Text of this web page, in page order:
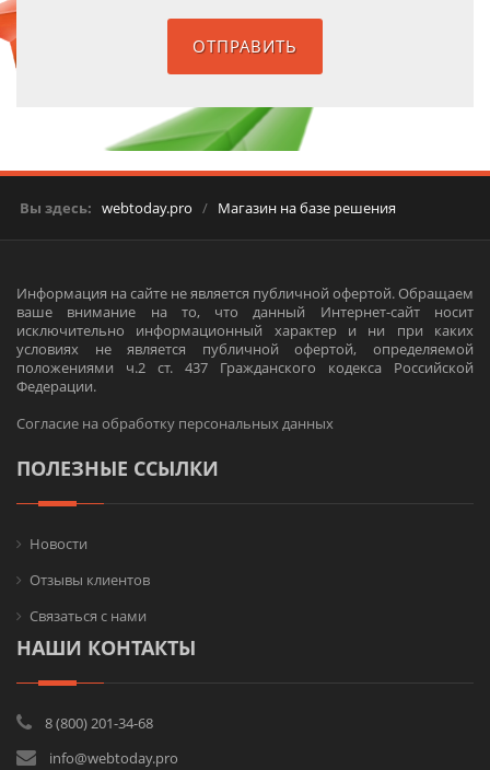
Вы здесь: webtoday.pro / Магазин на базе решения
Информация на сайте не является публичной офертой. Обращаем
ваше внимание на то, что данный Интернет-сайт носит
исключительно информационный характер и ни при каких
условиях не является публичной офертой, определяемой
положениями ч.2 ст. 437 Гражданского кодекса Российской
Федерации.
Согласие на обработку персональных данных
ПОЛЕЗНЫЕ ССЫЛКИ
Новости
Отзывы клиентов
Связаться с нами
НАШИ КОНТАКТЫ
8 (800) 201-34-68
info@webtoday.pro